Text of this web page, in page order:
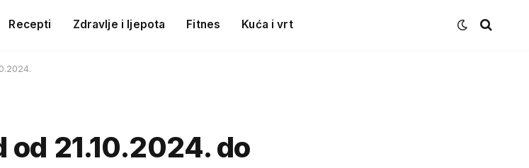
Recepti Zdravlje i ljepota Fitnes Kuća i vrt
21.10.2024. do